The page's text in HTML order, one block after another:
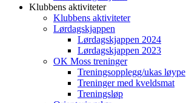
Klubbens aktiviteter
Klubbens aktiviteter
Lørdagskjappen
Lørdagskjappen 2024
Lørdagskjappen 2023
OK Moss treninger
Treningsopplegg/ukas løype
Treninger med kveldsmat
Treningsløp